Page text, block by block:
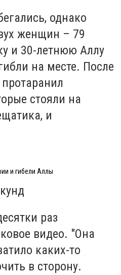
однако
женщин – 79
и 30-летнюю Аллу
на месте. После
стояли на
и
и гибели Аллы
раз
видео. "Она
каких-то
в сторону.